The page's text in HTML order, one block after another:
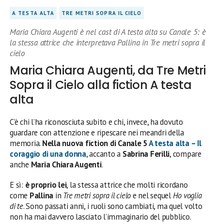
A TESTA ALTA TRE METRI SOPRA IL CIELO
Maria Chiara Augenti è nel cast di A testa alta su Canale 5: è
la stessa attrice che interpretava Pallina in Tre metri sopra il
cielo
Maria Chiara Augenti, da Tre Metri
Sopra il Cielo alla fiction A testa
alta
C’è chi l’ha riconosciuta subito e chi, invece, ha dovuto
guardare con attenzione e ripescare nei meandri della
memoria. Nella nuova fiction di Canale 5A testa alta – Il
coraggio di una donna, accanto a Sabrina Ferilli, compare
anche Maria Chiara Augenti.
E sì: è proprio lei, la stessa attrice che molti ricordano
come Pallina in Tre metri sopra il cieloe nel sequelHo voglia
di te. Sono passati anni, i ruoli sono cambiati, ma quel volto
non ha mai davvero lasciato l’immaginario del pubblico.